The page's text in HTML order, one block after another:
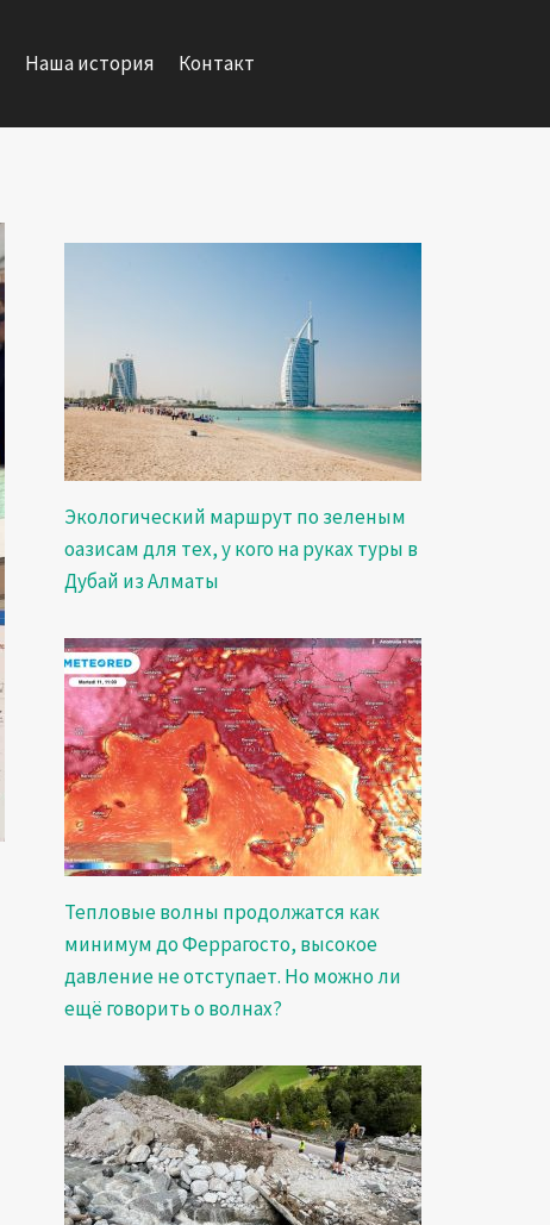
Наша история Контакт
Экологический маршрут по зеленым
оазисам для тех, у кого на руках туры в
Дубай из Алматы
Тепловые волны продолжатся как
минимум до Феррагосто, высокое
давление не отступает. Но можно ли
ещё говорить о волнах?